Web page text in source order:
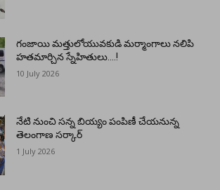
గంజాయి మత్తులోయువకుడి మర్మాంగాలు నలిపి
హతమార్చిన స్నేహితులు….!
10 July 2026
నేటి నుంచి సన్న బియ్యం పంపిణీ చేయనున్న
తెలంగాణ సర్కార్
1 July 2026